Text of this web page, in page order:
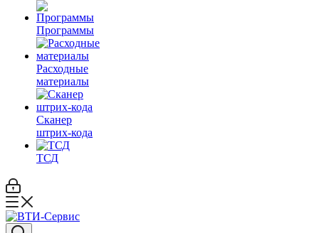
Программы
Расходные
материалы
Сканер
штрих-кода
ТСД